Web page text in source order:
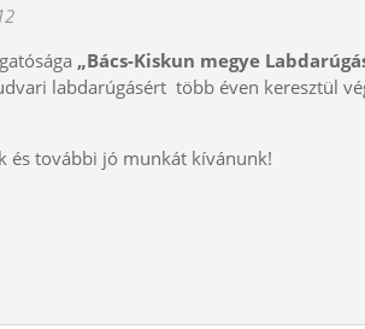
„Bács-Kiskun megye
labdarúgásért több éven keresztül
és további jó munkát kívánunk!